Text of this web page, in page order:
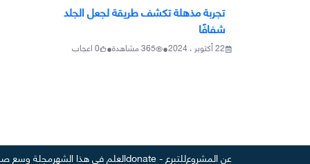
تجربة مذهلة تكشف طريقة لجعل الجلد
شفافًا
22 أكتوبر ، 2024 •
365مشاهدة•
0اعجاب
عن المشروعللتبرع - donate العلم في هذا الشهرمجلة وسع